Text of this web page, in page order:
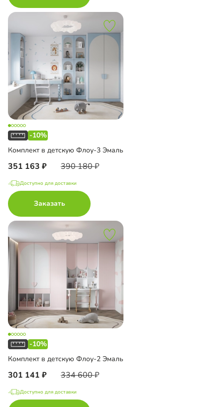
-10%
Комплект в детскую Флоу-3 Эмаль
351 163 390 180
Доступно для доставки
Заказать
-10%
Комплект в детскую Флоу-2 Эмаль
301 141 334 600
Доступно для доставки